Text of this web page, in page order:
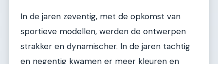
In de jaren zeventig, met de opkomst van
sportieve modellen, werden de ontwerpen
strakker en dynamischer. In de jaren tachtig
en negentig kwamen er meer kleuren en